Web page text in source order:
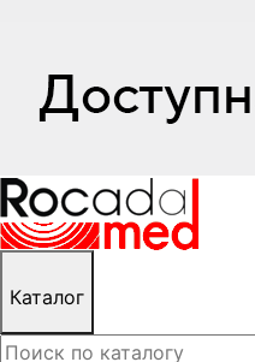
Каталог